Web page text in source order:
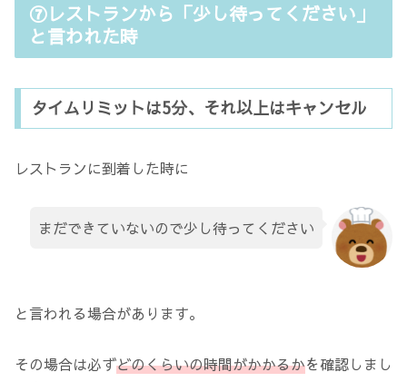
⑦レストランから「少し待ってください」
と言われた時
タイムリミットは5分、それ以上はキャンセル
レストランに到着した時に
まだできていないので少し待ってください
と言われる場合があります。
その場合は必ずどのくらいの時間がかかるかを確認しまし